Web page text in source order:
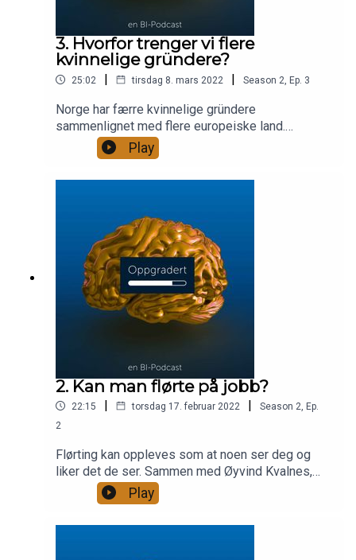
3. Hvorfor trenger vi flere
kvinnelige gründere?
25:02 | tirsdag 8. mars 2022 | Season 2 Ep. 3
Norge har færre kvinnelige gründere
sammenlignet med flere europeiske land.
Sammen med Tine Austvoll Jensen,
administrerende direktør for Google Norge og
gründerspranget?
Play
2. Kan man flørte på jobb?
22:15 | torsdag 17. februar 2022 | Season 2 Ep.
2
Flørting kan oppleves som at noen ser deg og
liker det de ser. Sammen med Øyvind Kvalnes,
professor på BI ved Institutt for ledelse og
organisasjon, og Fanny Duckert professor i
Play